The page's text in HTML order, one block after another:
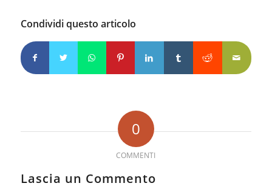
Condividi questo articolo
0
COMMENTI
Lascia un Commento